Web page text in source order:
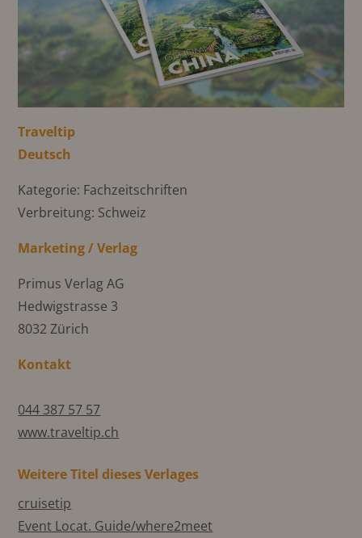
Traveltip
Deutsch
Kategorie: Fachzeitschriften
Verbreitung: Schweiz
Marketing / Verlag
Primus Verlag AG
Hedwigstrasse 3
8032 Zürich
Kontakt
044 387 57 57
www.traveltip.ch
Weitere Titel dieses Verlages
cruisetip
Event Locat. Guide/where2meet